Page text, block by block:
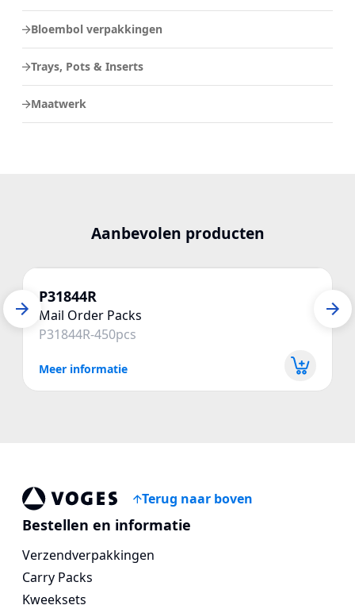
Bloembol verpakkingen
Trays, Pots & Inserts
Maatwerk
Aanbevolen producten
P31844R
Mail Order Packs
P31844R-450pcs
Meer informatie
Voges Online Store
Terug naar boven
Bestellen en informatie
Verzendverpakkingen
Carry Packs
Kweeksets